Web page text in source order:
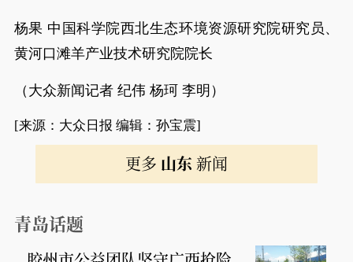
杨果 中国科学院西北生态环境资源研究院研究员、
黄河口滩羊产业技术研究院院长
（大众新闻记者 纪伟 杨珂 李明）
[来源：大众日报 编辑：孙宝震]
更多 山东 新闻
青岛话题